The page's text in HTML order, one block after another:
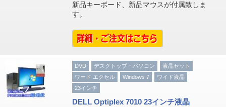
新品キーボード、新品マウスが付属致しま
す。
DVD デスクトップ・パソコン
液晶セット
ワード エクセル
Windows 7
ワイド液晶
23インチ
DELL Optiplex 7010 23インチ液晶